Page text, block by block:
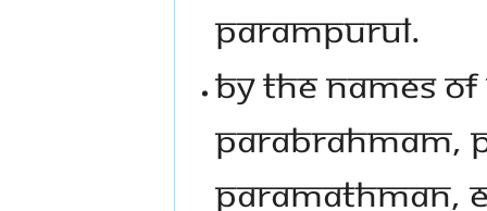
Parampurul.
By the names
Parabrahmam,
Paramathman,